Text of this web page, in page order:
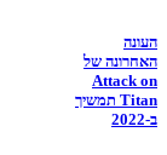
העונה
האחרונה של
Attack on
Titan תמשיך
ב-2022